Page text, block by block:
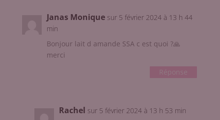
Janas Monique sur 5 février 2024 à 13 h 44
min
Bonjour lait d amande SSA c est quoi ?🙏
merci
Réponse
Rachel sur 5 février 2024 à 13 h 53 min